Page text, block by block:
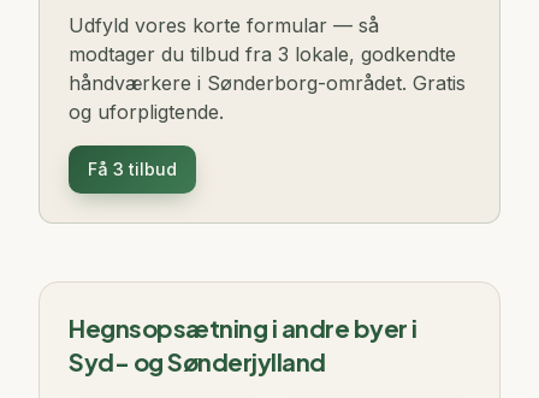
Udfyld vores korte formular — så
modtager du tilbud fra 3 lokale, godkendte
håndværkere i Sønderborg-området. Gratis
og uforpligtende.
Få 3 tilbud
Hegnsopsætning i andre byer i
Syd- og Sønderjylland